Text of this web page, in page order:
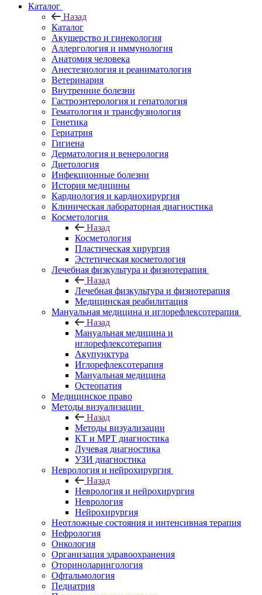
Каталог
Назад
Каталог
Акушерство и гинекология
Аллергология и иммунология
Анатомия человека
Анестезиология и реаниматология
Ветеринария
Внутренние болезни
Гастроэнтерология и гепатология
Гематология и трансфузиология
Генетика
Гериатрия
Гигиена
Дерматология и венерология
Диетология
Инфекционные болезни
История медицины
Кардиология и кардиохирургия
Клиническая лабораторная диагностика
Косметология
Назад
Косметология
Пластическая хирургия
Эстетическая косметология
Лечебная физкультура и физиотерапия
Назад
Лечебная физкультура и физиотерапия
Медицинская реабилитация
Мануальная медицина и иглорефлексотерапия
Назад
Мануальная медицина и
иглорефлексотерапия
Акупунктура
Иглорефлексотерапия
Мануальная медицина
Остеопатия
Медицинское право
Методы визуализации
Назад
Методы визуализации
КТ и МРТ диагностика
Лучевая диагностика
УЗИ диагностика
Неврология и нейрохирургия
Назад
Неврология и нейрохирургия
Неврология
Нейрохирургия
Неотложные состояния и интенсивная терапия
Нефрология
Онкология
Организация здравоохранения
Оториноларингология
Офтальмология
Педиатрия